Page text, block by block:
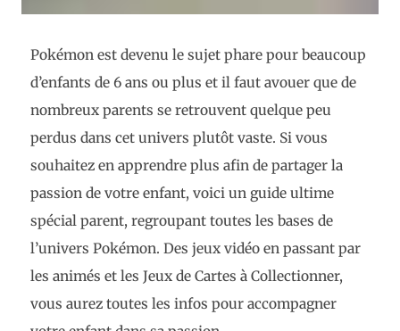
Pokémon est devenu le sujet phare pour beaucoup
d’enfants de 6 ans ou plus et il faut avouer que de
nombreux parents se retrouvent quelque peu
perdus dans cet univers plutôt vaste. Si vous
souhaitez en apprendre plus afin de partager la
passion de votre enfant, voici un guide ultime
spécial parent, regroupant toutes les bases de
l’univers Pokémon. Des jeux vidéo en passant par
les animés et les Jeux de Cartes à Collectionner,
vous aurez toutes les infos pour accompagner